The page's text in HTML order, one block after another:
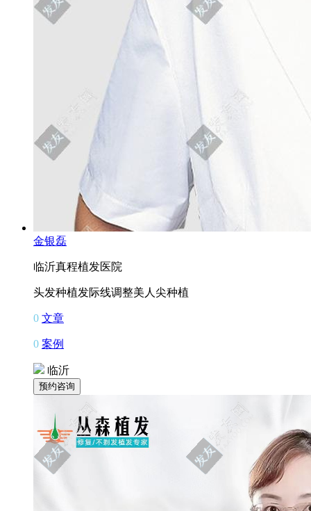
金银磊
临沂真程植发医院
头发种植发际线调整美人尖种植
0 文章
0 案例
临沂